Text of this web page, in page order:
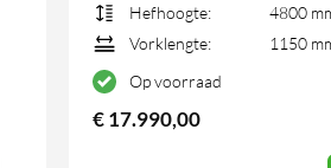
Hefhoogte:
4800
Vorklengte:
1150
Op voorraad
€17.990,00